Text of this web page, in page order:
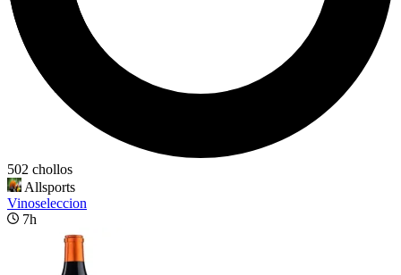
502 chollos
Allsports
Vinoseleccion
7h